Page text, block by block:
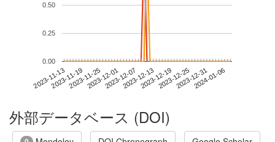
2023-11-132023-11-192023-11-252023-12-012023-12-072023-12-132023-12-192023-12-252023-12-312024-01-06
0.00
0.25
0.50
外部データベース (DOI)